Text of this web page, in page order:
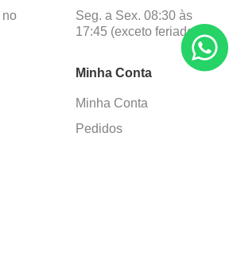
no
Seg. a Sex. 08:30 às
17:45 (exceto feriados)
Minha Conta
Minha Conta
Pedidos